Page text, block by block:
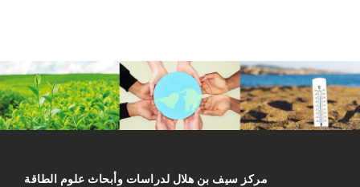
مركز سیف بن هلال لدراسات وأبحاث علوم الطاقة